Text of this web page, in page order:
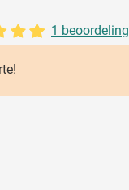
1 beoordeling